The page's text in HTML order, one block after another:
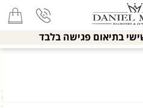
בתיאום פגישה בלבד